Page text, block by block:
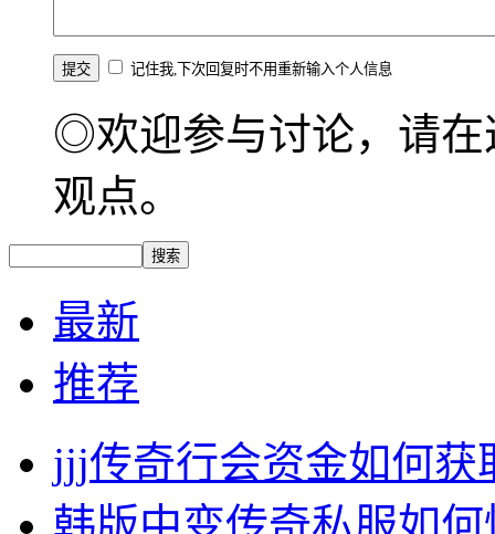
记住我,下次回复时不用重新输入个人信息
◎欢迎参与讨论，请在
观点。
最新
推荐
jjj传奇行会资金如何获